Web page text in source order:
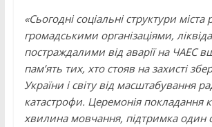
«Сьогодні соціальні структури міста
громадськими організаціями,
постраждалими від аварії на ЧАЕС
пам’ять тих, хто стояв на захисті
України і світу від масштабування
катастрофи. Церемонія покладання
хвилина мовчання, підтримка один